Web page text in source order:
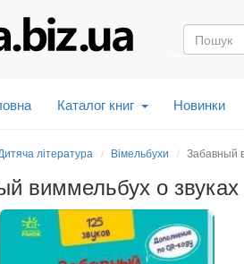
Каталог книг Новинки
література Вімельбухи Забавный
виммельбух о звуках